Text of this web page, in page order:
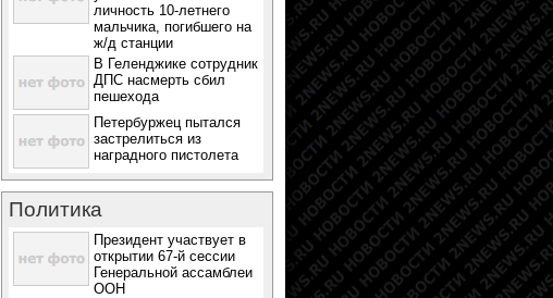
личность 10-летнего
мальчика, погибшего на
ж/д станции
В Геленджике сотрудник
ДПС насмерть сбил
пешехода
Петербуржец пытался
застрелиться из
наградного пистолета
Политика
Президент участвует в
открытии 67-й сессии
Генеральной ассамблеи
ООН